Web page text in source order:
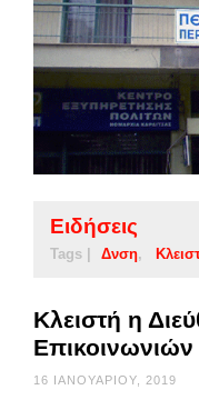
Ειδήσεις
Tags | Δνση
Κλειστή η
Επικοινωνιών
16 ΙΑΝΟΥΑΡΊΟΥ, 2019